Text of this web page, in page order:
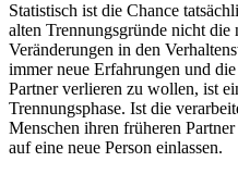
Statistisch ist die Chance
alten Trennungsgründe nicht die
Veränderungen in den
immer neue Erfahrungen und
Partner verlieren zu wollen, ist
Trennungsphase. Ist die
Menschen ihren früheren
auf eine neue Person einlassen.